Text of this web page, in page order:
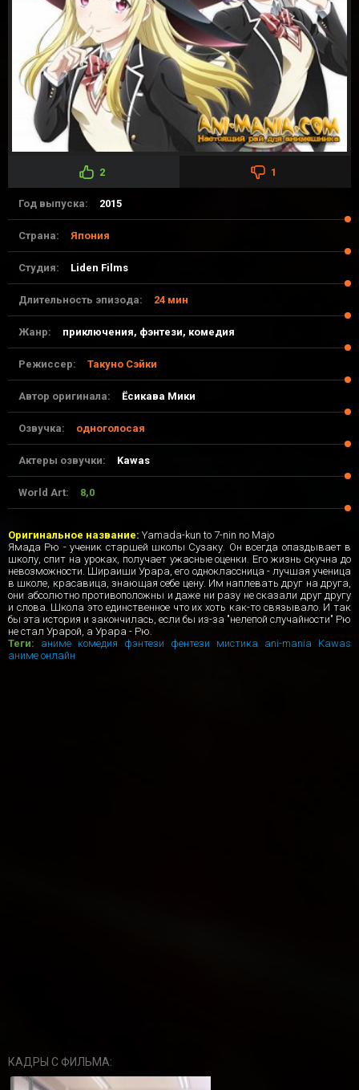
2 1
Год выпуска: 2015
Страна: Япония
Студия: Liden Films
Длительность эпизода: 24 мин
Жанр: приключения, фэнтези, комедия
Режиссер: Такуно Сэйки
Автор оригинала: Ёсикава Мики
Озвучка: одноголосая
Актеры озвучки: Kawas
World Art:
8,0
Оригинальное название: Yamada-kun to 7-nin no Majo
Ямада Рю - ученик старшей школы Сузаку. Он всегда опаздывает в
школу, спит на уроках, получает ужасные оценки. Его жизнь скучна до
невозможности. Шираиши Урара, его одноклассница - лучшая ученица
в школе, красавица, знающая себе цену. Им наплевать друг на друга,
они абсолютно противоположны и даже ни разу не сказали друг другу
и слова. Школа это единственное что их хоть как-то связывало. И так
бы эта история и закончилась, если бы из-за "нелепой случайности" Рю
не стал Урарой, а Урара - Рю.
Теги: аниме комедия фэнтези фентези мистика ani-mania
Kawas
аниме онлайн
КАДРЫ С ФИЛЬМА: